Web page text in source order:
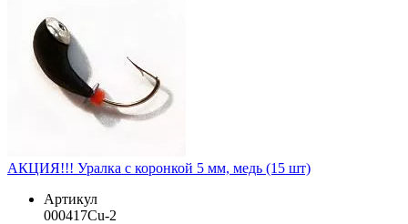
АКЦИЯ!!! Уралка с коронкой 5 мм, медь (15 шт)
Артикул
000417Cu-2